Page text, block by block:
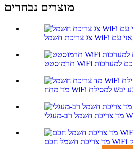
מוצרים נבחרים